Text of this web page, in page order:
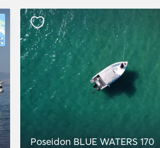
Poseidon BLUE WATERS 170